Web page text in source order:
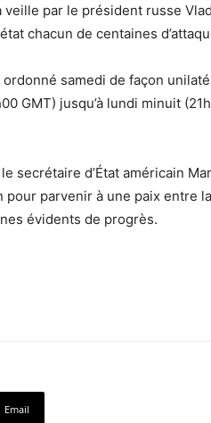
par le président russe
chacun de centaines
samedi de façon
GMT) jusqu’à lundi minuit
secrétaire d’État américain
parvenir à une paix entre la
évidents de progrès.
Email